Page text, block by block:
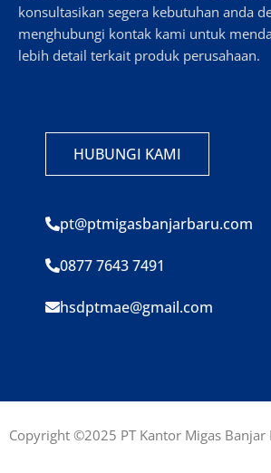
konsultasikan segera kebutuhan anda
menghubungi kontak kami untuk
lebih detail terkait produk perusahaan.
HUBUNGI KAMI
pt@ptmigasbanjarbaru.com
0877 7643 7491
hsdptmae@gmail.com
Copyright ©2025 PT Kantor Migas Banjar